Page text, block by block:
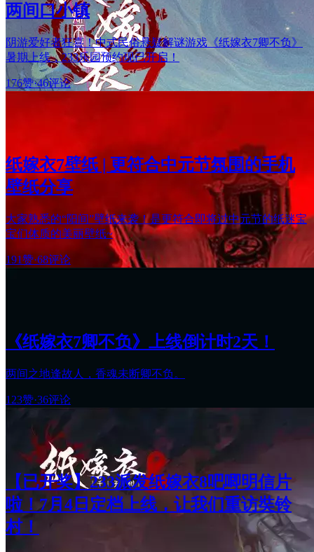
两间口小镇
阴游爱好者狂喜！中式民俗悬疑解谜游戏《纸嫁衣7卿不负》
暑期上线，233乐园预约现已开启！
176赞·46评论
纸嫁衣7壁纸 | 更符合中元节氛围的手机
壁纸分享
大家熟悉的“阳间”壁纸来袭！是更符合即将过中元节的纸迷宝
宝们体质的美丽壁纸~
191赞·68评论
《纸嫁衣7卿不负》上线倒计时2天！
两间之地逢故人，香魂未断卿不负。
123赞·36评论
【已开奖】233派发纸嫁衣8吧唧明信片
啦！7月4日定档上线，让我们重访奘铃
村！